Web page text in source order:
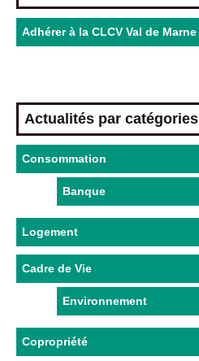
Adhérer à la CLCV Val de Marne
Actualités par catégories
Consommation
Banque
Logement
Cadre de Vie
Environnement
Copropriété